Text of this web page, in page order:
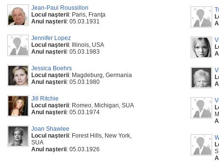
Jean-Paul Roussillon
Locul naşterii: Paris, Franţa
Anul naşterii: 05.03.1931
Jennifer Lopez
Locul naşterii: Illinois, USA
Anul naşterii: 05.03.1983
Jessica Boehrs
Locul naşterii: Magdeburg, Germania
Anul naşterii: 05.03.1980
Jill Ritchie
Locul naşterii: Romeo, Michigan, SUA
Anul naşterii: 05.03.1974
Joan Shawlee
Locul naşterii: Forest Hills, New York,
SUA
Anul naşterii: 05.03.1926